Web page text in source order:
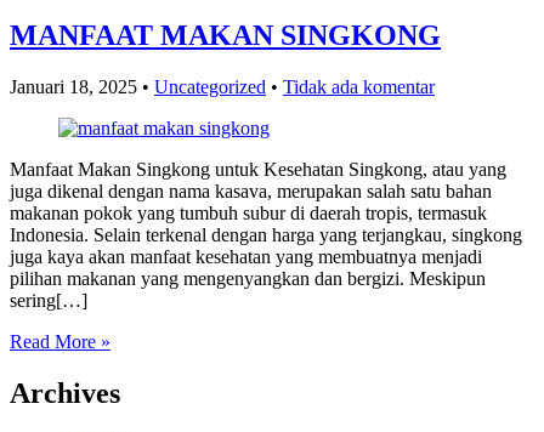
MANFAAT MAKAN SINGKONG
Januari 18, 2025 • Uncategorized • Tidak ada komentar
Manfaat Makan Singkong untuk Kesehatan Singkong, atau yang
juga dikenal dengan nama kasava, merupakan salah satu bahan
makanan pokok yang tumbuh subur di daerah tropis, termasuk
Indonesia. Selain terkenal dengan harga yang terjangkau, singkong
juga kaya akan manfaat kesehatan yang membuatnya menjadi
pilihan makanan yang mengenyangkan dan bergizi. Meskipun
sering[…]
Read More »
Archives